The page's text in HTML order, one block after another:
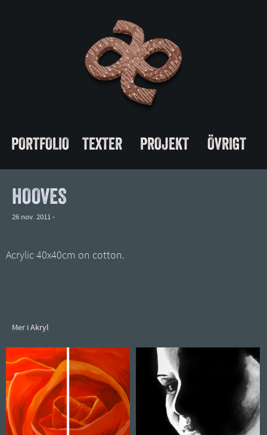
PORTFOLIO TEXTER PROJEKT ÖVRIGT
HOOVES
26 nov. 2011 -
Acrylic 40x40cm on cotton.
Mer i Akryl